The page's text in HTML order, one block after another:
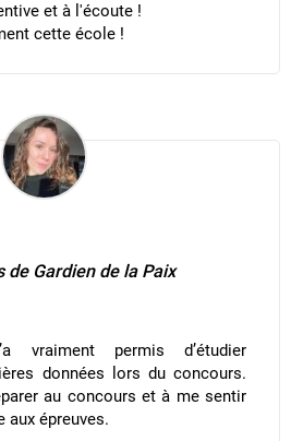
et à l'écoute !
cette école !
de Gardien de la Paix
vraiment permis d’étudier
données lors du concours.
au concours et à me sentir
aux épreuves.